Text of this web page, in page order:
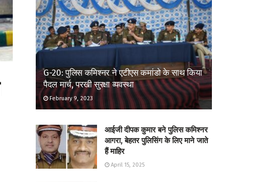
G-20: पुलिस कमिश्नर ने एटीएस कमांडो के साथ किया
पैदल मार्च, परखी सुरक्षा व्यवस्था
February 9, 2023
आईजी दीपक कुमार बने पुलिस कमिश्नर
आगरा, बेहतर पुलिसिंग के लिए माने जाते
हैं माहिर
April 15, 2025